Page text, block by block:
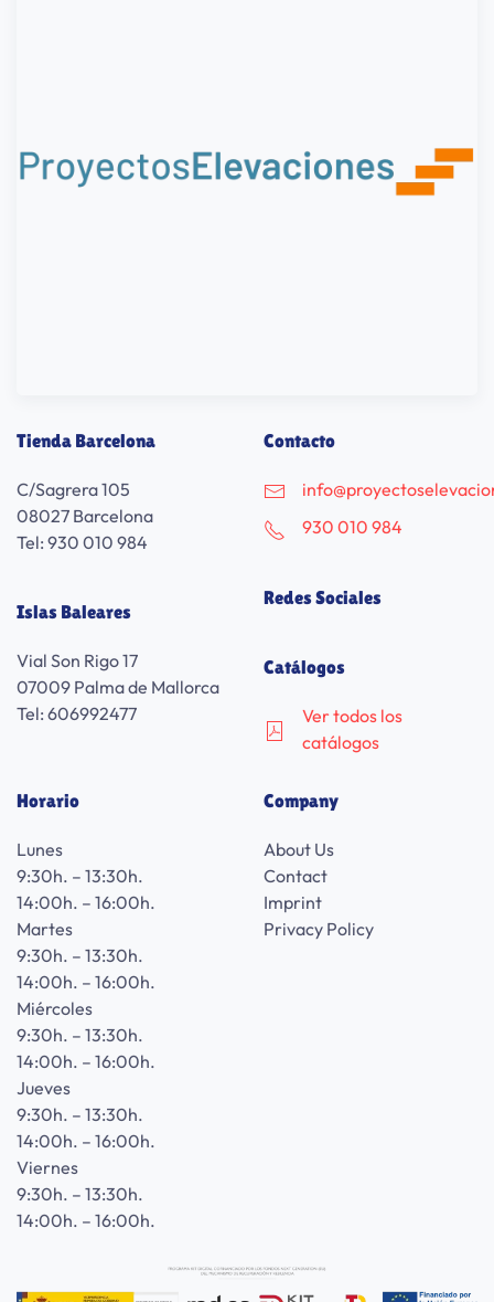
Tienda Barcelona
C/Sagrera 105
08027 Barcelona
Tel: 930 010 984
Islas Baleares
Vial Son Rigo 17
07009 Palma de Mallorca
Tel: 606992477
Contacto
930 010 984
Redes Sociales
Catálogos
Ver todos los
catálogos
Horario
Lunes
9:30h. – 13:30h.
14:00h. – 16:00h.
Martes
9:30h. – 13:30h.
14:00h. – 16:00h.
Miércoles
9:30h. – 13:30h.
14:00h. – 16:00h.
Jueves
9:30h. – 13:30h.
14:00h. – 16:00h.
Viernes
9:30h. – 13:30h.
14:00h. – 16:00h.
Company
About Us
Contact
Imprint
Privacy Policy